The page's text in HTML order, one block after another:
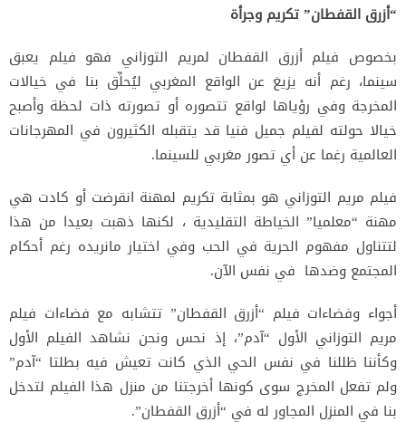
“أزرق القفطان” تكريم وجرأة
بخصوص فيلم أزرق القفطان لمريم التوزاني فهو فيلم يعبق
سينما، رغم أنه يزيغ عن الواقع المغربي ليُحلِّق بنا في خيالات
المخرجة وفي رؤياها لواقع تتصوره أو تصورته ذات لحظة وأصبح
خيالا حولته لفيلم جميل فنيا قد يتقبله الكثيرون في المهرجانات
العالمية رغما عن أي تصور مغربي للسينما.
فيلم مريم التوزاني هو بمثابة تكريم لمهنة انقرضت أو كادت هي
مهنة “معلميا” الخياطة التقليدية ، لكنها ذهبت بعيدا من هذا
لتتناول مفهوم الحرية في الحب وفي اختيار مانريده رغم أحكام
المجتمع وضدها في نفس الآن.
أجواء وفضاءات فيلم “أزرق القفطان” تتشابه مع فضاءات فيلم
مريم التوزاني الأول “آدم”، إذ نحس ونحن نشاهد الفيلم الأول
وكأننا ظللنا في نفس الحي الذي كانت تعيش فيه بطلتا “آدم”
ولم تفعل المخرج سوى كونها أخرجتنا من منزل هذا الفيلم لتدخل
بنا في المنزل المجاور له في “أزرق القفطان”.